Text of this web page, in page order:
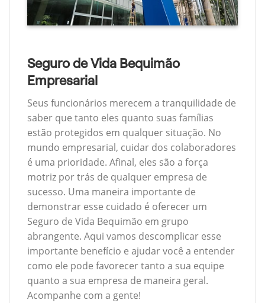
Seguro de Vida Bequimão
Empresarial
Seus funcionários merecem a tranquilidade de
saber que tanto eles quanto suas famílias
estão protegidos em qualquer situação. No
mundo empresarial, cuidar dos colaboradores
é uma prioridade. Afinal, eles são a força
motriz por trás de qualquer empresa de
sucesso. Uma maneira importante de
demonstrar esse cuidado é oferecer um
Seguro de Vida Bequimão em grupo
abrangente. Aqui vamos descomplicar esse
importante benefício e ajudar você a entender
como ele pode favorecer tanto a sua equipe
quanto a sua empresa de maneira geral.
Acompanhe com a gente!